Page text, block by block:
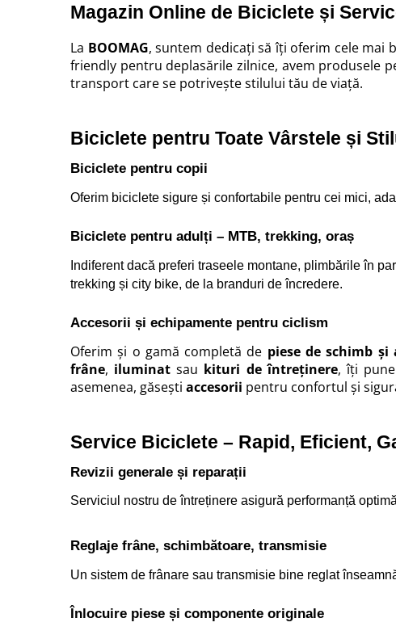
Genti Transport
Sistem antifurt
Suport telefon
Sonerii
Benzi anti-grip
Piese trotinete electrice
Cauciucuri pline
Componente electrice
Acumulatori
Faruri si lumini
Kit controller si display
Magazin Online de Biciclete și
La BOOMAG, suntem dedicați să îți oferim cele mai
friendly pentru deplasările zilnice, avem produsele
transport care se potrivește stilului tău de viață.
Biciclete pentru Toate Vârstele și
Biciclete pentru copii
Oferim biciclete sigure și confortabile pentru cei mici,
Biciclete pentru adulți – MTB, trekking, oraș
Indiferent dacă preferi traseele montane, plimbările în
trekking și city bike, de la branduri de încredere.
Accesorii și echipamente pentru ciclism
Oferim și o gamă completă de piese de schimb și
frâne, iluminat sau kituri de întreținere, îți
asemenea, găsești accesorii pentru confortul și
Service Biciclete – Rapid, Eficient,
Revizii generale și reparații
Serviciul nostru de întreținere asigură performanță
Reglaje frâne, schimbătoare, transmisie
Un sistem de frânare sau transmisie bine reglat
Înlocuire piese și componente originale